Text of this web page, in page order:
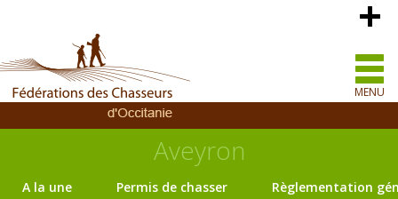
MENU
Aveyron
A la une Permis de chasser Règlementation